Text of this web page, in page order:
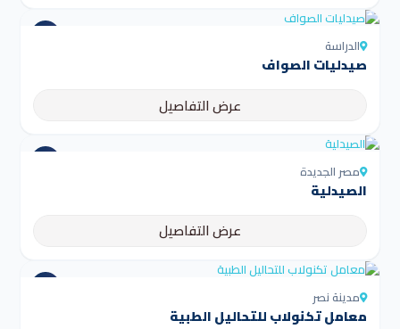
الدراسة
صيدليات الصواف
عرض التفاصيل
مصر الجديدة
الصيدلية
عرض التفاصيل
مدينة نصر
معامل تكنولاب للتحاليل الطبية